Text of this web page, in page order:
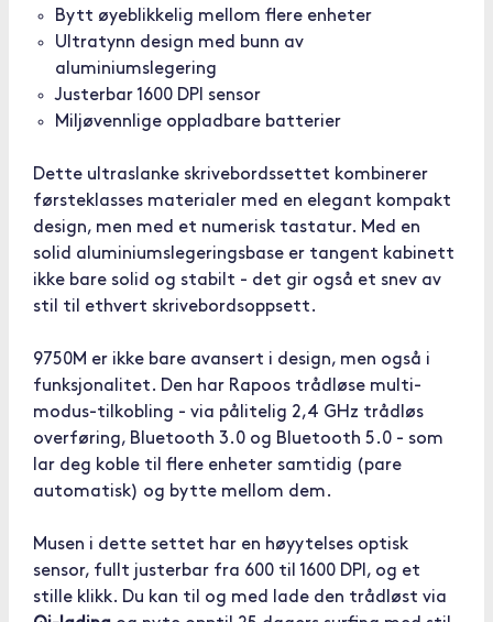
Bytt øyeblikkelig mellom flere enheter
Ultratynn design med bunn av
aluminiumslegering
Justerbar 1600 DPI sensor
Miljøvennlige oppladbare batterier
Dette ultraslanke skrivebordssettet kombinerer
førsteklasses materialer med en elegant kompakt
design, men med et numerisk tastatur. Med en
solid aluminiumslegeringsbase er tangent kabinett
ikke bare solid og stabilt - det gir også et snev av
stil til ethvert skrivebordsoppsett.
9750M er ikke bare avansert i design, men også i
funksjonalitet. Den har Rapoos trådløse multi-
modus-tilkobling - via pålitelig 2,4 GHz trådløs
overføring, Bluetooth 3.0 og Bluetooth 5.0 - som
lar deg koble til flere enheter samtidig (pare
automatisk) og bytte mellom dem.
Musen i dette settet har en høyytelses optisk
sensor, fullt justerbar fra 600 til 1600 DPI, og et
stille klikk. Du kan til og med lade den trådløst via